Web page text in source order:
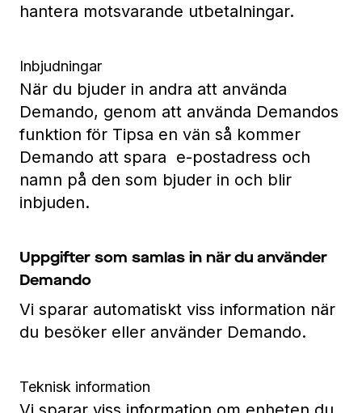
hantera motsvarande utbetalningar.
Inbjudningar
När du bjuder in andra att använda
Demando, genom att använda Demandos
funktion för Tipsa en vän så kommer
Demando att spara e-postadress och
namn på den som bjuder in och blir
inbjuden.
Uppgifter som samlas in när du använder
Demando
Vi sparar automatiskt viss information när
du besöker eller använder Demando.
Teknisk information